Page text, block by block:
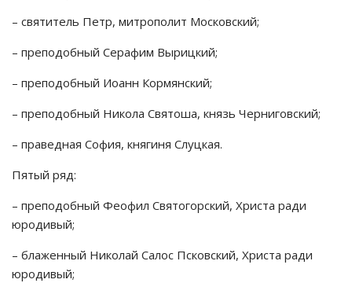
– святитель Петр, митрополит Московский;
– преподобный Серафим Вырицкий;
– преподобный Иоанн Кормянский;
– преподобный Никола Святоша, князь Черниговский;
– праведная София, княгиня Слуцкая.
Пятый ряд:
– преподобный Феофил Святогорский, Христа ради
юродивый;
– блаженный Николай Салос Псковский, Христа ради
юродивый;